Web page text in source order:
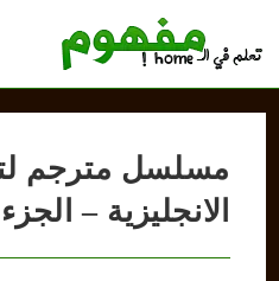
مسلسل مترجم
الانجليزية –